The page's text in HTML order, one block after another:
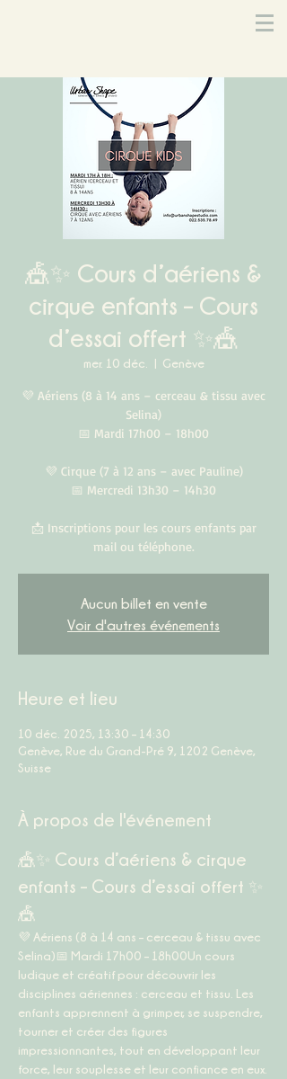
🎪✨ Cours d’aériens &
cirque enfants – Cours
d’essai offert ✨🎪
mer. 10 déc.
  |
Genève
💜 Aériens (8 à 14 ans – cerceau & tissu avec
Selina)
📅 Mardi 17h00 – 18h00
💜 Cirque (7 à 12 ans – avec Pauline)
📅 Mercredi 13h30 – 14h30
📩 Inscriptions pour les cours enfants par
mail ou téléphone.
Aucun billet en vente
Voir d'autres événements
Heure et lieu
10 déc. 2025, 13:30 – 14:30
Genève, Rue du Grand-Pré 9, 1202 Genève,
Suisse
À propos de l'événement
🎪✨ Cours d’aériens & cirque
enfants – Cours d’essai offert ✨
🎪
💜 Aériens (8 à 14 ans – cerceau & tissu avec
Selina) 📅 Mardi 17h00 – 18h00Un cours
ludique et créatif pour découvrir les
disciplines aériennes : cerceau et tissu. Les
enfants apprennent à grimper, se suspendre,
tourner et créer des figures
impressionnantes, tout en développant leur
force, leur souplesse et leur confiance en eux.